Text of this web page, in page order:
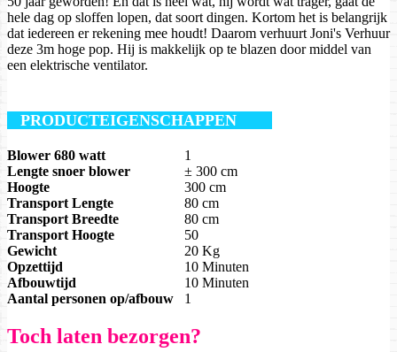
hele dag op sloffen lopen, dat soort dingen. Kortom het is belangrijk
dat iedereen er rekening mee houdt! Daarom verhuurt Joni's Verhuur
deze 3m hoge pop. Hij is makkelijk op te blazen door middel van
een elektrische ventilator.
PRODUCTEIGENSCHAPPEN
Blower 680 watt
1
Lengte snoer blower
± 300 cm
Hoogte
300 cm
Transport Lengte
80 cm
Transport Breedte
80 cm
Transport Hoogte
50
Gewicht
20 Kg
Opzettijd
10 Minuten
Afbouwtijd
10 Minuten
Aantal personen op/afbouw
1
Toch laten bezorgen?